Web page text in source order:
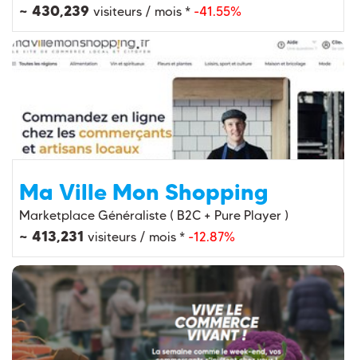
~ 430,239 visiteurs / mois * -41.55%
Ma Ville Mon Shopping
Marketplace Généraliste ( B2C + Pure Player )
~ 413,231 visiteurs / mois * -12.87%